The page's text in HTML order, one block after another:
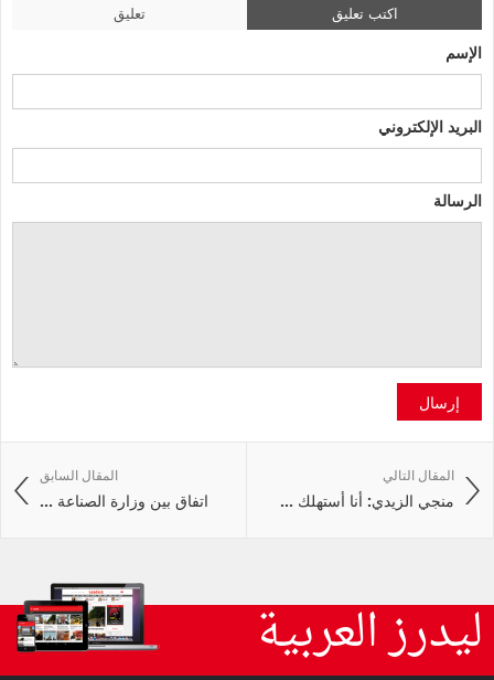
اكتب تعليق تعليق
الإسم
البريد الإلكتروني
الرسالة
إرسال
المقال السابق
اتفاق بين وزارة الصناعة ...
المقال التالي
منجي الزيدي: أنا أستهلك ...
ليدرز العربية